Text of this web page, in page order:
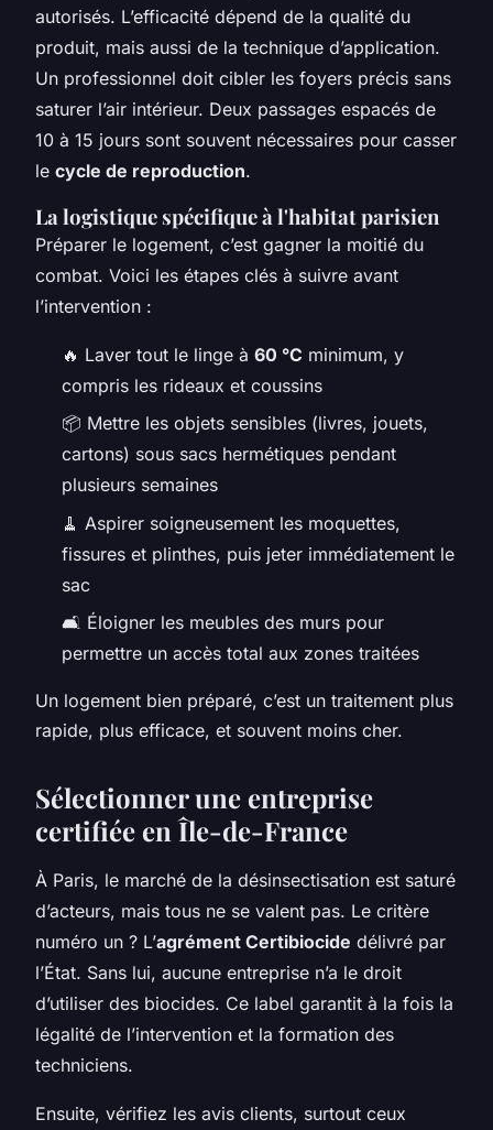
autorisés. L’efficacité dépend de la qualité du
produit, mais aussi de la technique d’application.
Un professionnel doit cibler les foyers précis sans
saturer l’air intérieur. Deux passages espacés de
10 à 15 jours sont souvent nécessaires pour casser
le cycle de reproduction.
La logistique spécifique à l'habitat parisien
Préparer le logement, c’est gagner la moitié du
combat. Voici les étapes clés à suivre avant
l’intervention :
🔥 Laver tout le linge à 60 °C minimum, y
compris les rideaux et coussins
📦 Mettre les objets sensibles (livres, jouets,
cartons) sous sacs hermétiques pendant
plusieurs semaines
🧹 Aspirer soigneusement les moquettes,
fissures et plinthes, puis jeter immédiatement le
sac
🛋️ Éloigner les meubles des murs pour
permettre un accès total aux zones traitées
Un logement bien préparé, c’est un traitement plus
rapide, plus efficace, et souvent moins cher.
Sélectionner une entreprise
certifiée en Île-de-France
À Paris, le marché de la désinsectisation est saturé
d’acteurs, mais tous ne se valent pas. Le critère
numéro un ? L’agrément Certibiocide délivré par
l’État. Sans lui, aucune entreprise n’a le droit
d’utiliser des biocides. Ce label garantit à la fois la
légalité de l’intervention et la formation des
techniciens.
Ensuite, vérifiez les avis clients, surtout ceux